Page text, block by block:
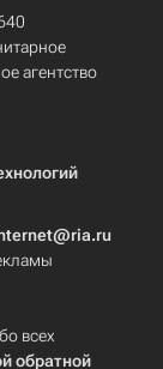
агентство
всех
обратной